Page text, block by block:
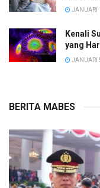
JANUARI
Kenali
yang
JANUARI
BERITA MABES